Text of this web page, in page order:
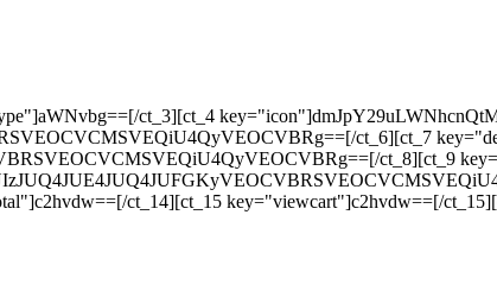
ct_3][ct_4
ct_6][ct_7
ct_8][ct_9
ct_14][ct_15 key="viewcart"]c2hvdw==[/